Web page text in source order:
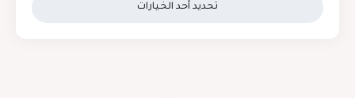
تحديد أحد الخيارات